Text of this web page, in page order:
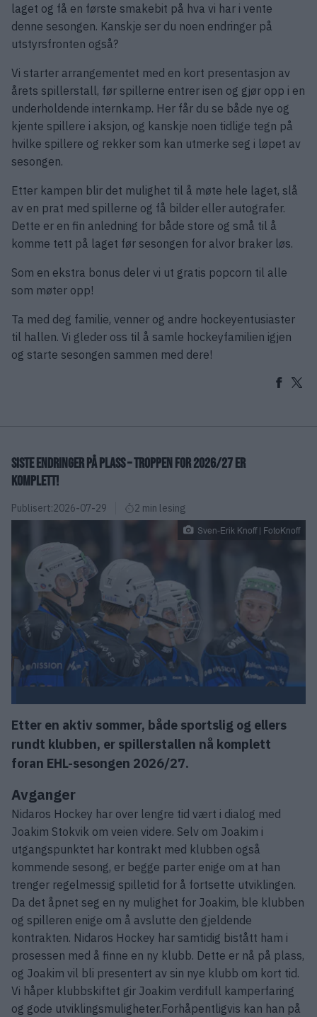
laget og få en første smakebit på hva vi har i vente
denne sesongen. Kanskje ser du noen endringer på
utstyrsfronten også?
Vi starter arrangementet med en kort presentasjon av
årets spillerstall, før spillerne entrer isen og gjør opp i en
underholdende internkamp. Her får du se både nye og
kjente spillere i aksjon, og kanskje noen tidlige tegn på
hvilke spillere og rekker som kan utmerke seg i løpet av
sesongen.
Etter kampen blir det mulighet til å møte hele laget, slå
av en prat med spillerne og få bilder eller autografer.
Dette er en fin anledning for både store og små til å
komme tett på laget før sesongen for alvor braker løs.
Som en ekstra bonus deler vi ut gratis popcorn til alle
som møter opp!
Ta med deg familie, venner og andre hockeyentusiaster
til hallen. Vi gleder oss til å samle hockeyfamilien igjen
og starte sesongen sammen med dere!
SISTE ENDRINGER PÅ PLASS – TROPPEN FOR 2026/27 ER
KOMPLETT!
Publisert:2026-07-29 2 min lesing
Sven-Erik Knoff | FotoKnoff
Etter en aktiv sommer, både sportslig og ellers
rundt klubben, er spillerstallen nå komplett
foran EHL-sesongen 2026/27.
Avganger
Nidaros Hockey har over lengre tid vært i dialog med
Joakim Stokvik om veien videre. Selv om Joakim i
utgangspunktet har kontrakt med klubben også
kommende sesong, er begge parter enige om at han
trenger regelmessig spilletid for å fortsette utviklingen.
Da det åpnet seg en ny mulighet for Joakim, ble klubben
og spilleren enige om å avslutte den gjeldende
kontrakten. Nidaros Hockey har samtidig bistått ham i
prosessen med å finne en ny klubb. Dette er nå på plass,
og Joakim vil bli presentert av sin nye klubb om kort tid.
Vi håper klubbskiftet gir Joakim verdifull kamperfaring
og gode utviklingsmuligheter.Forhåpentligvis kan han på